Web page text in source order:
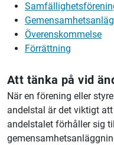
Överenskommelse
Förrättning
Att tänka på vid
När en förening eller
andelstal är det viktigt
andelstalet förhåller sig